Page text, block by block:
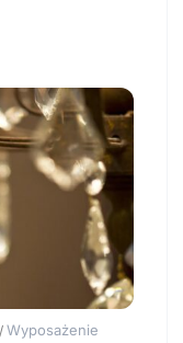
/ Wyposażenie